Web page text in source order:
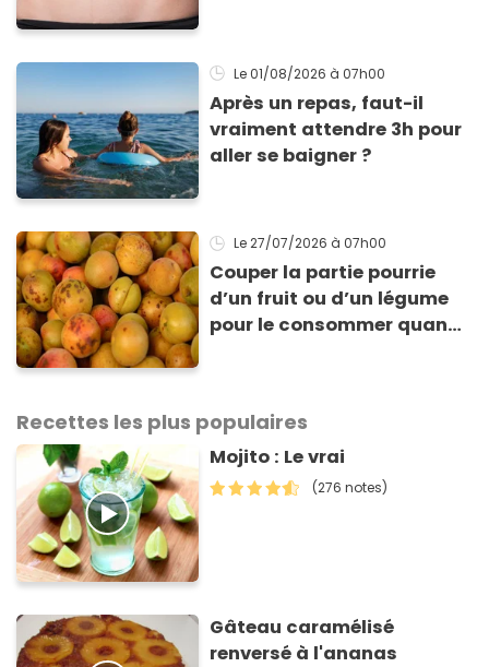
Le 01/08/2026 à 07h00
Après un repas, faut-il
vraiment attendre 3h pour
aller se baigner ?
Le 27/07/2026 à 07h00
Couper la partie pourrie
d’un fruit ou d’un légume
pour le consommer quand
Recettes les plus populaires
Mojito : Le vrai
(276 notes)
Gâteau caramélisé
renversé à l'ananas